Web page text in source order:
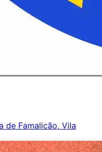
de Famalicão, Vila